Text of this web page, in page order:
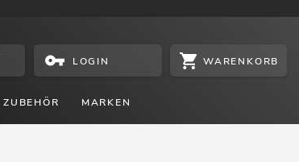
LOGIN WARENKORB
ZUBEHÖR MARKEN